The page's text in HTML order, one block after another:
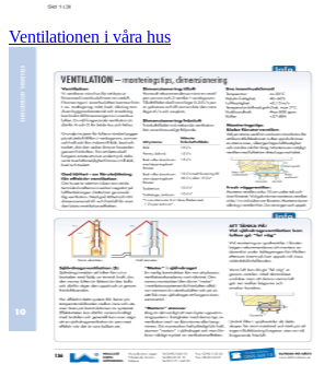
Ventilationen i våra hus